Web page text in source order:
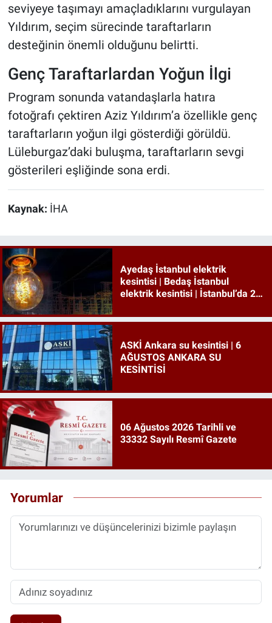
seviyeye taşımayı amaçladıklarını vurgulayan
Yıldırım, seçim sürecinde taraftarların
desteğinin önemli olduğunu belirtti.
Genç Taraftarlardan Yoğun İlgi
Program sonunda vatandaşlarla hatıra
fotoğrafı çektiren Aziz Yıldırım’a özellikle genç
taraftarların yoğun ilgi gösterdiği görüldü.
Lüleburgaz’daki buluşma, taraftarların sevgi
gösterileri eşliğinde sona erdi.
Kaynak: İHA
Ayedaş İstanbul elektrik
kesintisi | Bedaş İstanbul
elektrik kesintisi | İstanbul’da 21
ASKİ Ankara su kesintisi | 6
AĞUSTOS ANKARA SU
KESİNTİSİ
06 Ağustos 2026 Tarihli ve
33332 Sayılı Resmî Gazete
Yorumlar